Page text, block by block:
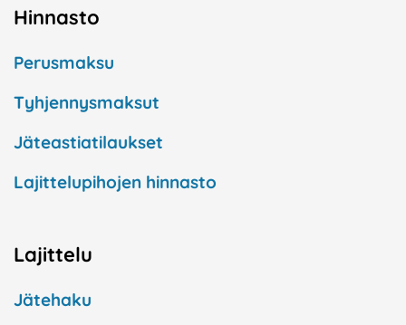
Hinnasto
Perusmaksu
Tyhjennysmaksut
Jäteastiatilaukset
Lajittelupihojen hinnasto
Lajittelu
Jätehaku